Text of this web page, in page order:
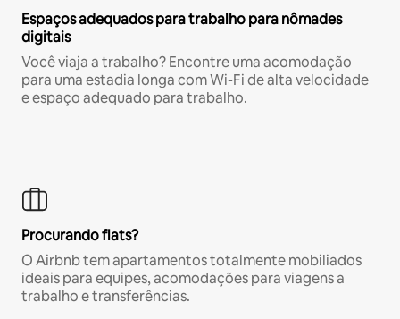
Espaços adequados para trabalho para nômades
digitais
Você viaja a trabalho? Encontre uma acomodação
para uma estadia longa com Wi-Fi de alta velocidade
e espaço adequado para trabalho.
Procurando flats?
O Airbnb tem apartamentos totalmente mobiliados
ideais para equipes, acomodações para viagens a
trabalho e transferências.